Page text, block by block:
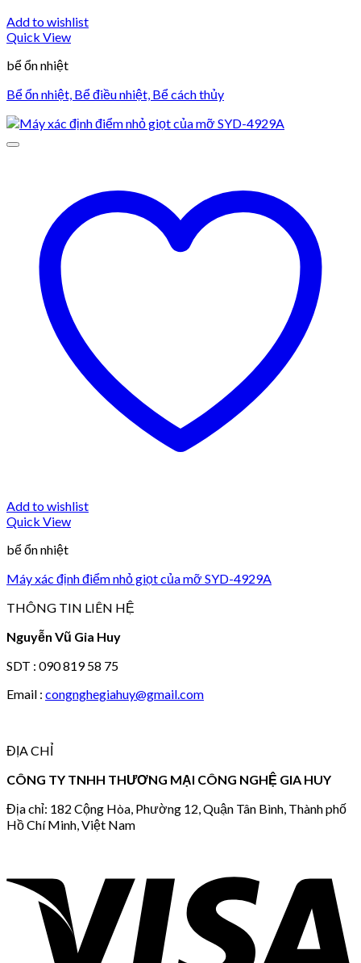
Add to wishlist
Quick View
bể ổn nhiệt
Bể ổn nhiệt, Bể điều nhiệt, Bể cách thủy
Add to wishlist
Quick View
bể ổn nhiệt
Máy xác định điểm nhỏ giọt của mỡ SYD-4929A
THÔNG TIN LIÊN HỆ
Nguyễn Vũ Gia Huy
SDT : 090 819 58 75
Email : congnghegiahuy@gmail.com
ĐỊA CHỈ
CÔNG TY TNHH THƯƠNG MẠI CÔNG NGHỆ GIA HUY
Địa chỉ: 182 Cộng Hòa, Phường 12, Quận Tân Bình, Thành phố
Hồ Chí Minh, Việt Nam